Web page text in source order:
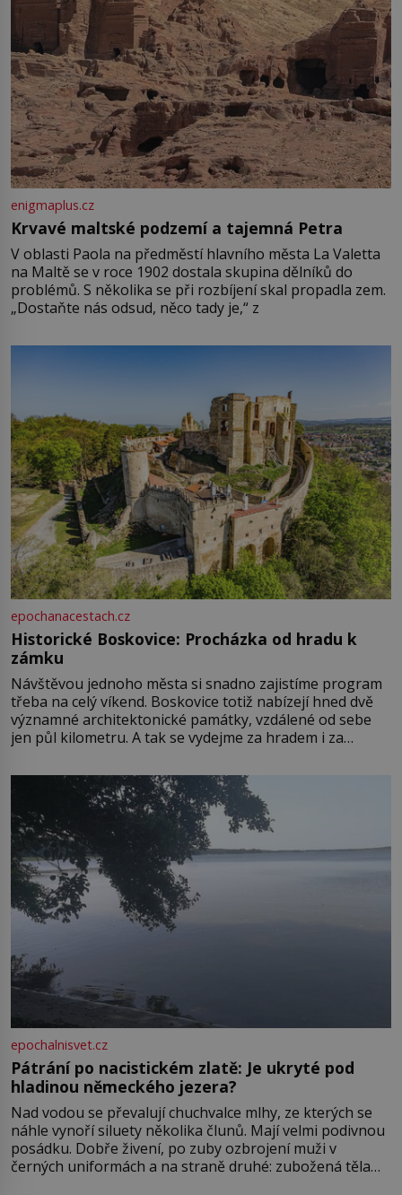
enigmaplus.cz
Krvavé maltské podzemí a tajemná Petra
V oblasti Paola na předměstí hlavního města La Valetta
na Maltě se v roce 1902 dostala skupina dělníků do
problémů. S několika se při rozbíjení skal propadla zem.
„Dostaňte nás odsud, něco tady je,“ z
epochanacestach.cz
Historické Boskovice: Procházka od hradu k
zámku
Návštěvou jednoho města si snadno zajistíme program
třeba na celý víkend. Boskovice totiž nabízejí hned dvě
významné architektonické památky, vzdálené od sebe
jen půl kilometru. A tak se vydejme za hradem i za
Boskovice na okraji Drahanské vrchoviny vznikla někdy
ve13. století, a už v roce 1313 kronikáři zaznamenali
epochalnisvet.cz
Pátrání po nacistickém zlatě: Je ukryté pod
hladinou německého jezera?
Nad vodou se převalují chuchvalce mlhy, ze kterých se
náhle vynoří siluety několika člunů. Mají velmi podivnou
posádku. Dobře živení, po zuby ozbrojení muži v
černých uniformách a na straně druhé: zubožená těla